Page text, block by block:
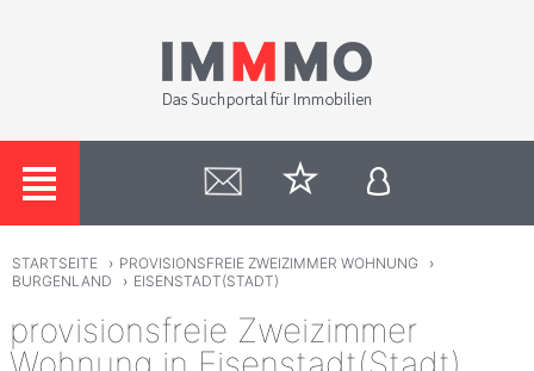
STARTSEITE › PROVISIONSFREIE ZWEIZIMMER WOHNUNG
›
BURGENLAND
› EISENSTADT(STADT)
provisionsfreie Zweizimmer